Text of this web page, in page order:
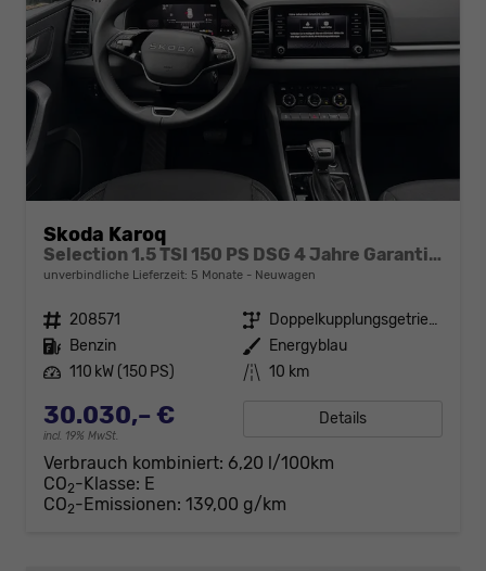
Skoda Karoq
Selection 1.5 TSI 150 PS DSG 4 Jahre Garantie-Keyless Start-AppleCarPlay-AndroidAuto-Sunset-Tempomat-2-Zonen-Klima-16''Alu
unverbindliche Lieferzeit: 5 Monate Neuwagen
Fahrzeugnr. 208571 Getriebe
Doppelkupplungsgetriebe (DSG)
Kraftstoff Benzin Außenfarbe Energyblau
Leistung 110 kW (150 PS) Kilometerstand 10 km
30.030,– €
incl. 19% MwSt.
Details
Verbrauch kombiniert: 6,20 l/100km
CO2-Klasse: E
CO2-Emissionen: 139,00 g/km